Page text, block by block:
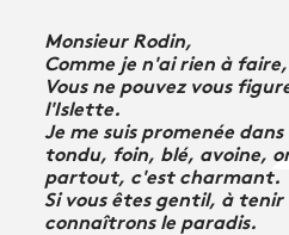
Monsieur Rodin,
Comme je n'ai rien à
Vous ne pouvez vous
l'Islette.
Je me suis promenée
tondu, foin, blé, avoine,
partout, c'est charmant.
Si vous êtes gentil, à
connaîtrons le paradis.